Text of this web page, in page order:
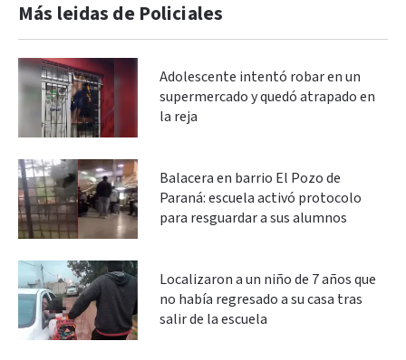
Más leidas de Policiales
Adolescente intentó robar en un
supermercado y quedó atrapado en
la reja
Balacera en barrio El Pozo de
Paraná: escuela activó protocolo
para resguardar a sus alumnos
Localizaron a un niño de 7 años que
no había regresado a su casa tras
salir de la escuela